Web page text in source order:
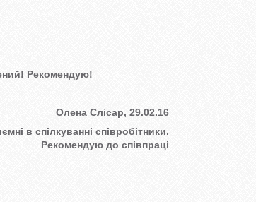
Рекомендую!
Олена Слісар, 29.02.16
в спілкуванні співробітники.
Рекомендую до співпраці